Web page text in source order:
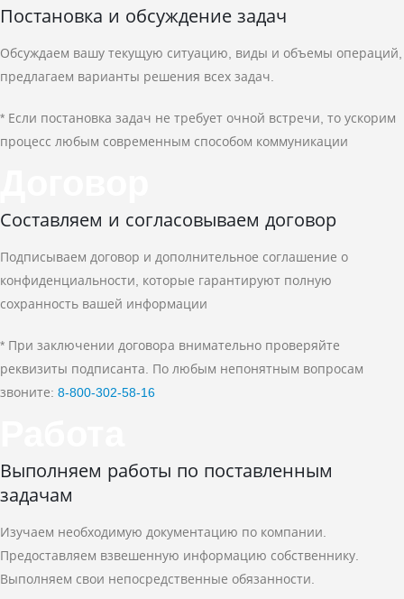
Постановка и обсуждение задач
Обсуждаем вашу текущую ситуацию, виды и объемы операций,
предлагаем варианты решения всех задач.
* Если постановка задач не требует очной встречи, то ускорим
процесс любым современным способом коммуникации
Составляем и согласовываем договор
Подписываем договор и дополнительное соглашение о
конфиденциальности, которые гарантируют полную
сохранность вашей информации
* При заключении договора внимательно проверяйте
реквизиты подписанта. По любым непонятным вопросам
звоните: 8‑800‑302‑58‑16
Выполняем работы по поставленным
задачам
Изучаем необходимую документацию по компании.
Предоставляем взвешенную информацию собственнику.
Выполняем свои непосредственные обязанности.